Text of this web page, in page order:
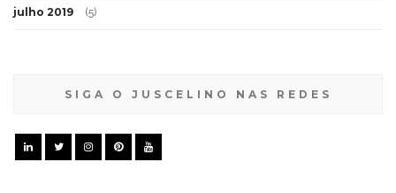
julho 2019 (5)
SIGA O JUSCELINO NAS REDES